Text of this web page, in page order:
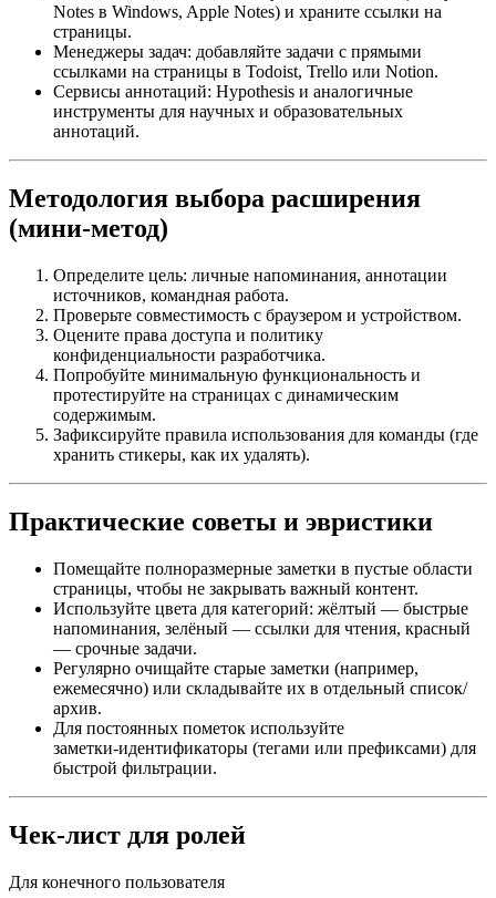
Notes в Windows, Apple Notes) и храните ссылки на
страницы.
Менеджеры задач: добавляйте задачи с прямыми
ссылками на страницы в Todoist, Trello или Notion.
Сервисы аннотаций: Hypothesis и аналогичные
инструменты для научных и образовательных
аннотаций.
Методология выбора расширения
(мини‑метод)
Определите цель: личные напоминания, аннотации
источников, командная работа.
Проверьте совместимость с браузером и устройством.
Оцените права доступа и политику
конфиденциальности разработчика.
Попробуйте минимальную функциональность и
протестируйте на страницах с динамическим
содержимым.
Зафиксируйте правила использования для команды (где
хранить стикеры, как их удалять).
Практические советы и эвристики
Помещайте полноразмерные заметки в пустые области
страницы, чтобы не закрывать важный контент.
Используйте цвета для категорий: жёлтый — быстрые
напоминания, зелёный — ссылки для чтения, красный
— срочные задачи.
Регулярно очищайте старые заметки (например,
ежемесячно) или складывайте их в отдельный список/
архив.
Для постоянных пометок используйте
заметки‑идентификаторы (тегами или префиксами) для
быстрой фильтрации.
Чек‑лист для ролей
Для конечного пользователя